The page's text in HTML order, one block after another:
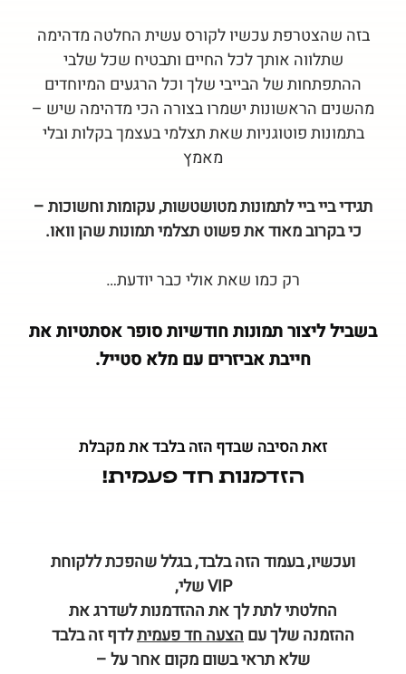
בזה שהצטרפת עכשיו לקורס עשית החלטה מדהימה
שתלווה אותך לכל החיים ותבטיח שכל שלבי
ההתפתחות של הבייבי שלך וכל הרגעים המיוחדים
מהשנים הראשונות ישמרו בצורה הכי מדהימה שיש –
בתמונות פוטוגניות שאת תצלמי בעצמך בקלות ובלי
מאמץ
תגידי ביי ביי לתמונות מטושטשות, עקומות וחשוכות –
כי בקרוב מאוד את פשוט תצלמי תמונות שהן וואו.
רק כמו שאת אולי כבר יודעת…
בשביל ליצור תמונות חודשיות סופר אסתטיות את
חייבת אביזרים עם מלא סטייל.
זאת הסיבה שבדף הזה בלבד את מקבלת
הזדמנות חד פעמית!
ועכשיו, בעמוד הזה בלבד, בגלל שהפכת ללקוחת
VIP שלי,
החלטתי לתת לך את ההזדמנות לשדרג את
ההזמנה שלך עםהצעה חד פעמיתלדף זה בלבד
שלא תראי בשום מקום אחר על –